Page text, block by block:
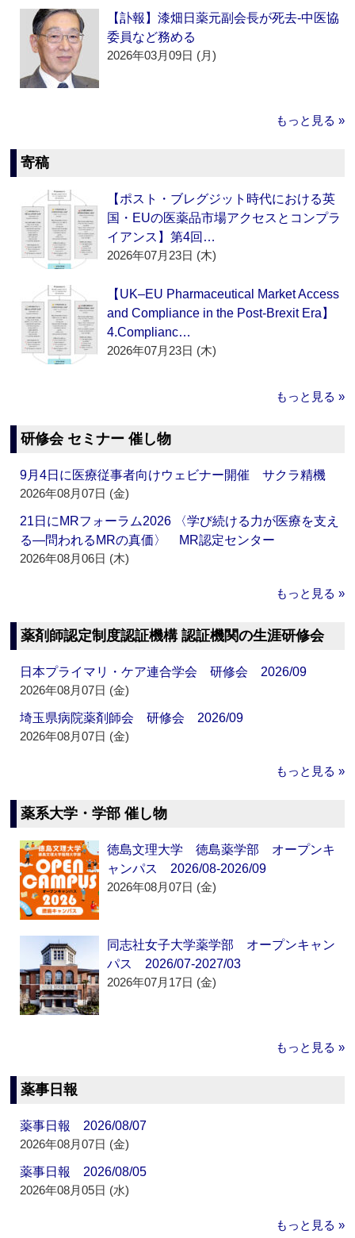
【訃報】漆畑日薬元副会長が死去‐中医協
委員など務める
2026年03月09日 (月)
もっと見る »
寄稿
【ポスト・ブレグジット時代における英
国・EUの医薬品市場アクセスとコンプラ
イアンス】第4回…
2026年07月23日 (木)
【UK–EU Pharmaceutical Market Access
and Compliance in the Post-Brexit Era】
4.Complianc…
2026年07月23日 (木)
もっと見る »
研修会 セミナー 催し物
9月4日に医療従事者向けウェビナー開催 サクラ精機
2026年08月07日 (金)
21日にMRフォーラム2026 〈学び続ける力が医療を支え
る―問われるMRの真価〉 MR認定センター
2026年08月06日 (木)
もっと見る »
薬剤師認定制度認証機構 認証機関の生涯研修会
日本プライマリ・ケア連合学会 研修会 2026/09
2026年08月07日 (金)
埼玉県病院薬剤師会 研修会 2026/09
2026年08月07日 (金)
もっと見る »
薬系大学・学部 催し物
徳島文理大学 徳島薬学部 オープンキ
ャンパス 2026/08-2026/09
2026年08月07日 (金)
同志社女子大学薬学部 オープンキャン
パス 2026/07-2027/03
2026年07月17日 (金)
もっと見る »
薬事日報
薬事日報 2026/08/07
2026年08月07日 (金)
薬事日報 2026/08/05
2026年08月05日 (水)
もっと見る »